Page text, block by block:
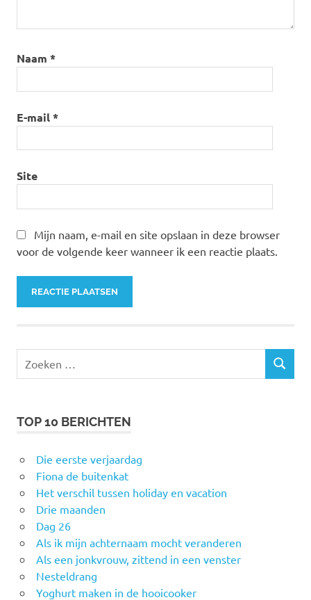
Naam *
E-mail*
Site
Mijn naam, e-mail en site opslaan in deze browser
voor de volgende keer wanneer ik een reactie plaats.
naar:
ZOEKEN
TOP 10 BERICHTEN
Die eerste verjaardag
Fiona de buitenkat
Het verschil tussen holiday en vacation
Drie maanden
Dag 26
Als ik mijn achternaam mocht veranderen
Als een jonkvrouw, zittend in een venster
Nesteldrang
Yoghurt maken in de hooicooker